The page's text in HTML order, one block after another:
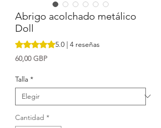
Abrigo acolchado metálico
Doll
Según 4 reseñas, la calificación es de
5.0 | 4 reseñas
60,00 GBPPrecio
Talla *
Cantidad *